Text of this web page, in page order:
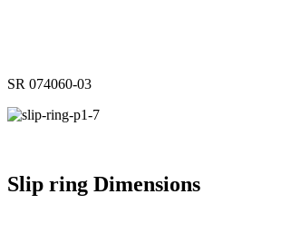
SR 074060-03
Slip ring Dimensions